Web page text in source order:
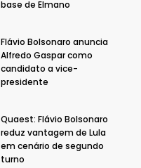
base de Elmano
Flávio Bolsonaro anuncia
Alfredo Gaspar como
candidato a vice-
presidente
Quaest: Flávio Bolsonaro
reduz vantagem de Lula
em cenário de segundo
turno